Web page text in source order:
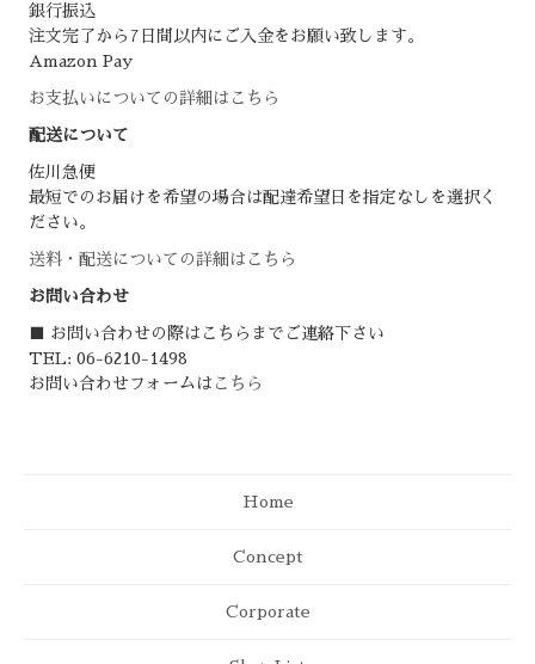
銀行振込
注文完了から7日間以内にご入金をお願い致します。
Amazon Pay
お支払いについての詳細はこちら
配送について
佐川急便
最短でのお届けを希望の場合は配達希望日を指定なしを選択く
ださい。
送料・配送についての詳細はこちら
お問い合わせ
■ お問い合わせの際はこちらまでご連絡下さい
TEL: 06-6210-1498
お問い合わせフォームは こちら
Home
Concept
Corporate